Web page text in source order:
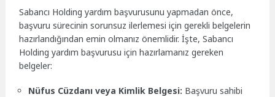
Sabancı Holding yardım başvurusunu yapmadan önce,
başvuru sürecinin sorunsuz ilerlemesi için gerekli belgelerin
hazırlandığından emin olmanız önemlidir. İşte, Sabancı
Holding yardım başvurusu için hazırlamanız gereken
belgeler:
Nüfus Cüzdanı veya Kimlik Belgesi: Başvuru sahibi